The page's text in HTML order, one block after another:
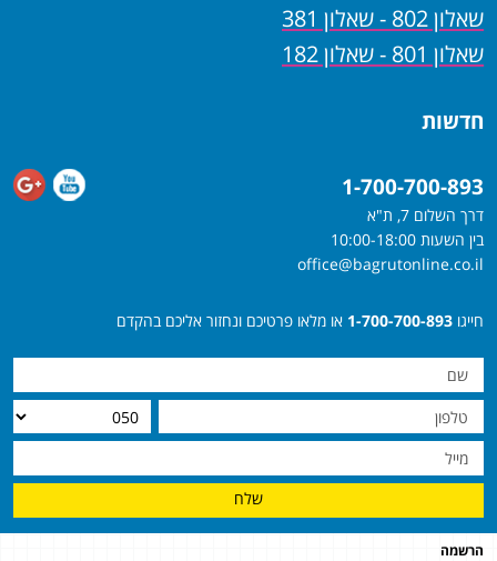
שאלון 802 - שאלון 381
שאלון 801 - שאלון 182
חדשות
1-700-700-893
דרך השלום 7, ת"א
בין השעות 10:00-18:00
office@bagrutonline.co.il
חייגו 1-700-700-893 או מלאו פרטיכם ונחזור אליכם בהקדם
שלח
הרשמה